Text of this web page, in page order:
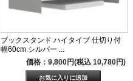
ブックスタンド ハイタイプ 仕切り付
幅60cm シルバー ...
価格：9,800円(税込 10,780円)